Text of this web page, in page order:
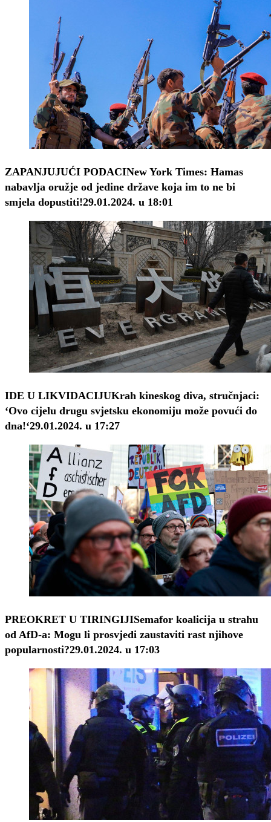
ZAPANJUJUĆI PODACINew York Times: Hamas
nabavlja oružje od jedine države koja im to ne bi
smjela dopustiti!29.01.2024. u 18:01
IDE U LIKVIDACIJUKrah kineskog diva, stručnjaci:
‘Ovo cijelu drugu svjetsku ekonomiju može povući do
dna!‘29.01.2024. u 17:27
PREOKRET U TIRINGIJISemafor koalicija u strahu
od AfD-a: Mogu li prosvjedi zaustaviti rast njihove
popularnosti?29.01.2024. u 17:03